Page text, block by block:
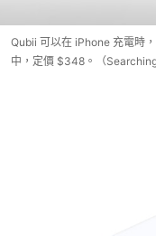
Qubii 可以在 iPhone 充電時
中，定價 $348。（